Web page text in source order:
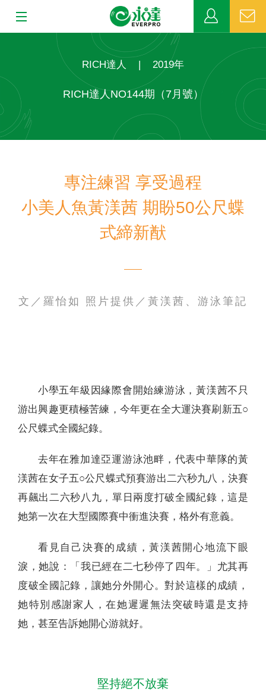
MDRT
客戶服務
RICH達人 | 2019年
RICH達人NO144期（7月號）
專注練習 享受過程
小美人魚黃渼茜 期盼50公尺蝶
式締新猷
文／羅怡如 照片提供／黃渼茜、游泳筆記
小學五年級因緣際會開始練游泳，黃渼茜不只
游出興趣更積極苦練，今年更在全大運決賽刷新五○
公尺蝶式全國紀錄。
去年在雅加達亞運游泳池畔，代表中華隊的黃
渼茜在女子五○公尺蝶式預賽游出二六秒九八，決賽
再飆出二六秒八九，單日兩度打破全國紀錄，這是
她第一次在大型國際賽中衝進決賽，格外有意義。
看見自己決賽的成績，黃渼茜開心地流下眼
淚，她說：「我已經在二七秒停了四年。」尤其再
度破全國記錄，讓她分外開心。對於這樣的成績，
她特別感謝家人，在她遲遲無法突破時還是支持
她，甚至告訴她開心游就好。
堅持絕不放棄